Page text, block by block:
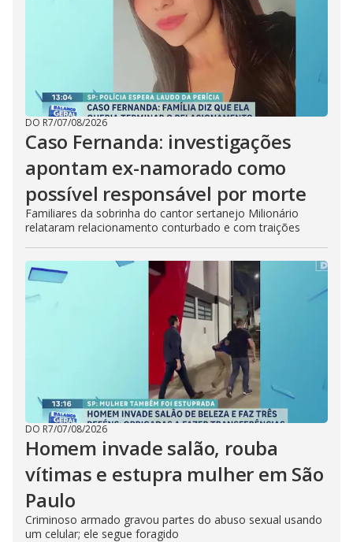
DO R7/07/08/2026
Caso Fernanda: investigações
apontam ex-namorado como
possível responsável por morte
Familiares da sobrinha do cantor sertanejo Milionário
relataram relacionamento conturbado e com traições
DO R7/07/08/2026
Homem invade salão, rouba
vítimas e estupra mulher em São
Paulo
Criminoso armado gravou partes do abuso sexual usando
um celular; ele segue foragido